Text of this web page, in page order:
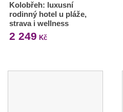
Kolobřeh: luxusní
rodinný hotel u pláže,
strava i wellness
2 249 Kč